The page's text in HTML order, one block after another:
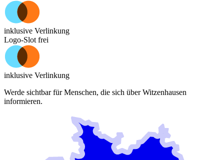
inklusive Verlinkung
Logo-Slot frei
inklusive Verlinkung
Werde sichtbar für Menschen, die sich überWitzenhausen
informieren.